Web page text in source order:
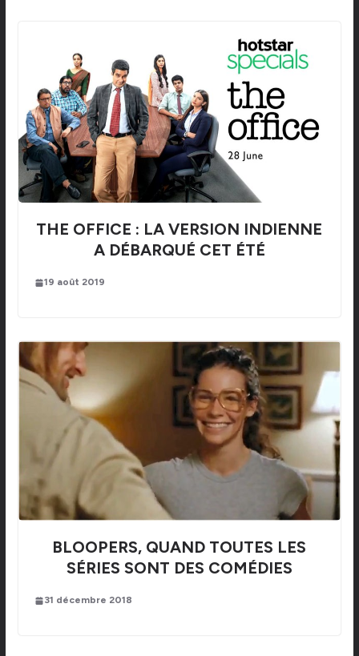
THE OFFICE : LA VERSION INDIENNE
A DÉBARQUÉ CET ÉTÉ
19 août 2019
BLOOPERS, QUAND TOUTES LES
SÉRIES SONT DES COMÉDIES
31 décembre 2018